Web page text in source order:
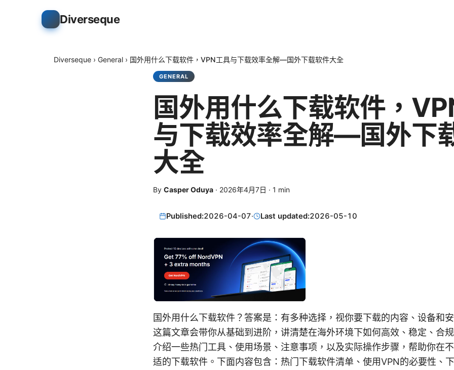
Diverseque
Diverseque › General › 国外用什么下载软件，VPN工具与下载效率全解—国外下载软件大全
GENERAL
国外用什么下载软件，
与下载效率全解—国外下
大全
By Casper Oduya · 2026年4月7日 · 1 min
Published:2026-04-07· Last updated:2026-05-10
国外用什么下载软件？答案是：有多种选择，视你要下载的内容、设备和
这篇文章会带你从基础到进阶，讲清楚在海外环境下如何高效、稳定、合
介绍一些热门工具、使用场景、注意事项，以及实际操作步骤，帮助你在
适的下载软件。下面内容包含：热门下载软件清单、使用VPN的必要性、